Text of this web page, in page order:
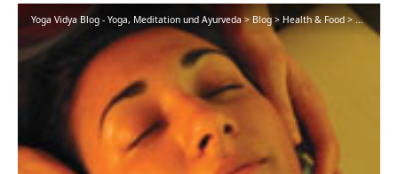
Yoga Vidya Blog - Yoga, Meditation und Ayurveda >Blog> Health & Food >Ayurveda